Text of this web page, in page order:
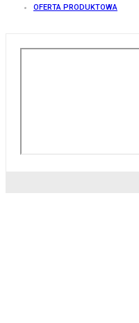
OFERTA PRODUKTOWA